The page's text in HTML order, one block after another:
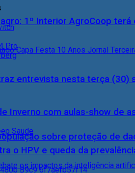
1º Interior AgroCoop
entrevista nesta terça (30)
sobre proteção de
Pro
Inverno com aulas-show de
o HPV e queda da